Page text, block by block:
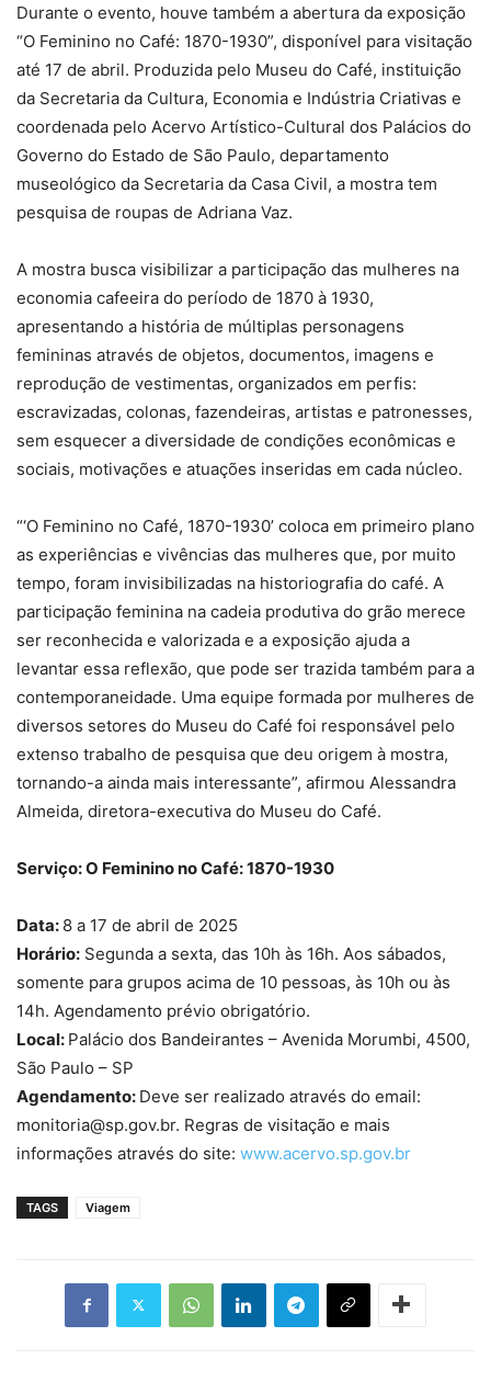
Durante o evento, houve também a abertura da exposição
“O Feminino no Café: 1870-1930”, disponível para visitação
até 17 de abril. Produzida pelo Museu do Café, instituição
da Secretaria da Cultura, Economia e Indústria Criativas e
coordenada pelo Acervo Artístico-Cultural dos Palácios do
Governo do Estado de São Paulo, departamento
museológico da Secretaria da Casa Civil, a mostra tem
pesquisa de roupas de Adriana Vaz.
A mostra busca visibilizar a participação das mulheres na
economia cafeeira do período de 1870 à 1930,
apresentando a história de múltiplas personagens
femininas através de objetos, documentos, imagens e
reprodução de vestimentas, organizados em perfis:
escravizadas, colonas, fazendeiras, artistas e patronesses,
sem esquecer a diversidade de condições econômicas e
sociais, motivações e atuações inseridas em cada núcleo.
“‘O Feminino no Café, 1870-1930’ coloca em primeiro plano
as experiências e vivências das mulheres que, por muito
tempo, foram invisibilizadas na historiografia do café. A
participação feminina na cadeia produtiva do grão merece
ser reconhecida e valorizada e a exposição ajuda a
levantar essa reflexão, que pode ser trazida também para a
contemporaneidade. Uma equipe formada por mulheres de
diversos setores do Museu do Café foi responsável pelo
extenso trabalho de pesquisa que deu origem à mostra,
tornando-a ainda mais interessante”, afirmou Alessandra
Almeida, diretora-executiva do Museu do Café.
Serviço: O Feminino no Café: 1870-1930
Data: 8 a 17 de abril de 2025
Horário: Segunda a sexta, das 10h às 16h. Aos sábados,
somente para grupos acima de 10 pessoas, às 10h ou às
14h. Agendamento prévio obrigatório.
Local: Palácio dos Bandeirantes – Avenida Morumbi, 4500,
São Paulo – SP
Agendamento: Deve ser realizado através do email:
monitoria@sp.gov.br. Regras de visitação e mais
informações através do site: www.acervo.sp.gov.br
TAGS Viagem